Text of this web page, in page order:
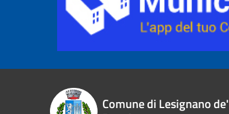
Comune di Lesignano de'